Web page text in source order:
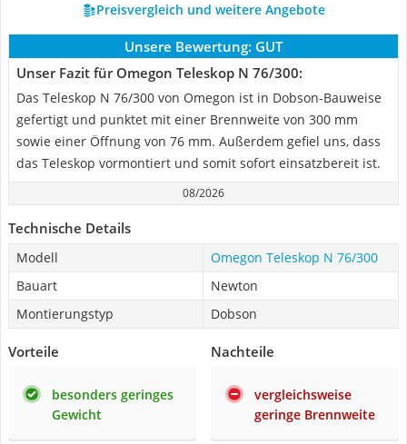
Preisvergleich und weitere Angebote
Unsere Bewertung: GUT
Unser Fazit für Omegon Teleskop N 76/300:
Das Teleskop N 76/300 von Omegon ist in Dobson-Bauweise
gefertigt und punktet mit einer Brennweite von 300 mm
sowie einer Öffnung von 76 mm. Außerdem gefiel uns, dass
das Teleskop vormontiert und somit sofort einsatzbereit ist.
08/2026
Technische Details
Modell
Omegon Teleskop N 76/300
Bauart
Newton
Montierungstyp
Dobson
Vorteile
besonders geringes
Gewicht
Nachteile
vergleichsweise
geringe Brennweite